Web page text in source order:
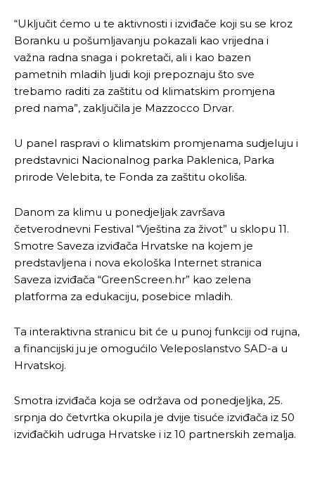
“Uključit ćemo u te aktivnosti i izviđače koji su se kroz
Boranku u pošumljavanju pokazali kao vrijedna i
važna radna snaga i pokretači, ali i kao bazen
pametnih mladih ljudi koji prepoznaju što sve
trebamo raditi za zaštitu od klimatskim promjena
pred nama”, zaključila je Mazzocco Drvar.
U panel raspravi o klimatskim promjenama sudjeluju i
predstavnici Nacionalnog parka Paklenica, Parka
prirode Velebita, te Fonda za zaštitu okoliša.
Danom za klimu u ponedjeljak završava
četverodnevni Festival “Vještina za život” u sklopu 11.
Smotre Saveza izviđača Hrvatske na kojem je
predstavljena i nova ekološka Internet stranica
Saveza izviđača “GreenScreen.hr” kao zelena
platforma za edukaciju, posebice mladih.
Ta interaktivna stranicu bit će u punoj funkciji od rujna,
a financijski ju je omogućilo Veleposlanstvo SAD-a u
Hrvatskoj.
Smotra izviđača koja se održava od ponedjeljka, 25.
srpnja do četvrtka okupila je dvije tisuće izviđača iz 50
izviđačkih udruga Hrvatske i iz 10 partnerskih zemalja.